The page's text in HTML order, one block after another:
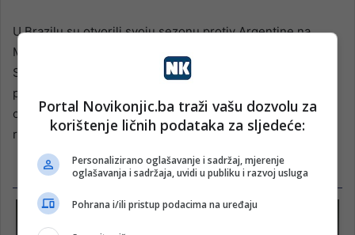
U Brazilu su otvorili svoju sezonu protiv Argentine na
Marakani, izgubivši 2-1, ali proslavivši svoj prvi gol na
Svjetskom prvenstvu, koji je postigao Ibišević. Naknadni
poraz od Nigerije ugasio je njihove nade da će doći do
osmine finala, dok je pobjeda od 3-1 nad Iranom osigurala
respektabilan završetak turnira.
Portal Novikonjic.ba traži vašu dozvolu za
korištenje ličnih podataka za sljedeće:
Personalizirano oglašavanje i sadržaj, mjerenje
oglašavanja i sadržaja, uvidi u publiku i razvoj usluga
Pohrana i/ili pristup podacima na uređaju